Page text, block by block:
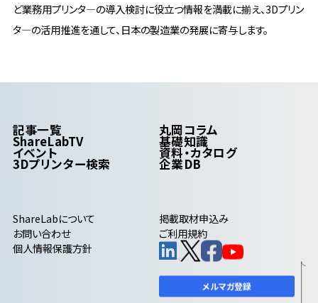
ど業務用プリンタ―の導入検討に役立つ情報を満載に揃え、3Dプリン
タ―の活用推進を通して、日本の製造業の発展に寄与します。
記事一覧 丸岡コラム
ShareLabTV 基礎知識
イベント 資料・カタログ
3Dプリンター検索 企業DB
メルマガ登録
ShareLabについて
掲載取材申込み
お問い合わせ
ご利用規約
個人情報保護方針